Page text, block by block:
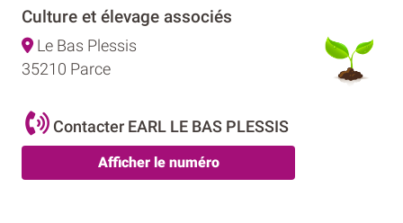
Culture et élevage associés
Le Bas Plessis
35210 Parce
Contacter EARL LE BAS PLESSIS
Afficher le numéro